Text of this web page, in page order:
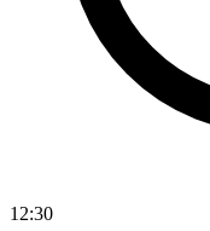
12:30